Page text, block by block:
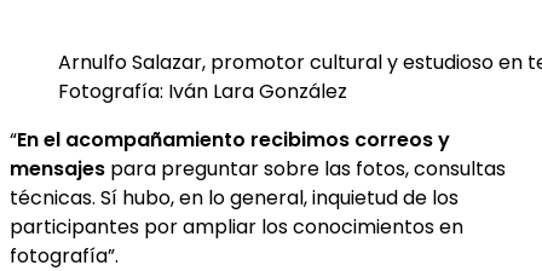
Arnulfo Salazar, promotor cultural y estudioso en
Fotografía: Iván Lara González
“En el acompañamiento recibimos correos y
mensajes para preguntar sobre las fotos, consultas
técnicas. Sí hubo, en lo general, inquietud de los
participantes por ampliar los conocimientos en
fotografía”.